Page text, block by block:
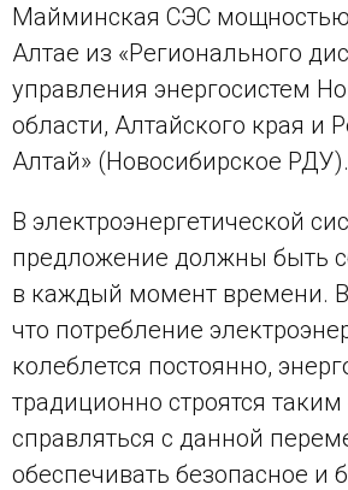
Майминская СЭС
Алтае из «Регионального
управления энергосистем
области, Алтайского края и
Алтай» (Новосибирское РДУ).
В электроэнергетической
предложение должны быть
в каждый момент времени. В
что потребление
колеблется постоянно,
традиционно строятся
справляться с данной
обеспечивать безопасное и